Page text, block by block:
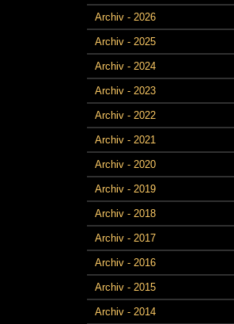
Archiv - 2026
Archiv - 2025
Archiv - 2024
Archiv - 2023
Archiv - 2022
Archiv - 2021
Archiv - 2020
Archiv - 2019
Archiv - 2018
Archiv - 2017
Archiv - 2016
Archiv - 2015
Archiv - 2014